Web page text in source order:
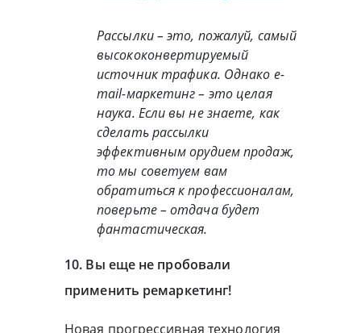
Рассылки – это, пожалуй, самый
высококонвертируемый
источник трафика. Однако e-
mail-маркетинг – это целая
наука. Если вы не знаете, как
сделать рассылки
эффективным орудием продаж,
то мы советуем вам
обратиться к профессионалам,
поверьте – отдача будет
фантастическая.
10. Вы еще не пробовали
применить ремаркетинг!
Новая прогрессивная технология